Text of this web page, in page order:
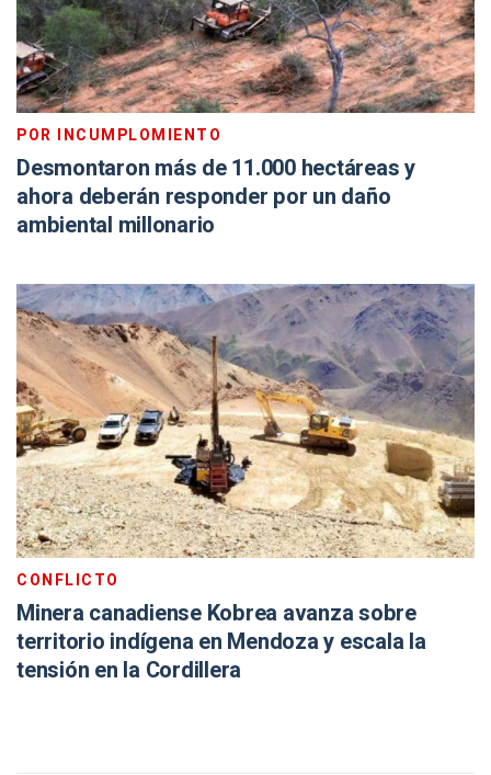
POR INCUMPLOMIENTO
Desmontaron más de 11.000 hectáreas y
ahora deberán responder por un daño
ambiental millonario
CONFLICTO
Minera canadiense Kobrea avanza sobre
territorio indígena en Mendoza y escala la
tensión en la Cordillera